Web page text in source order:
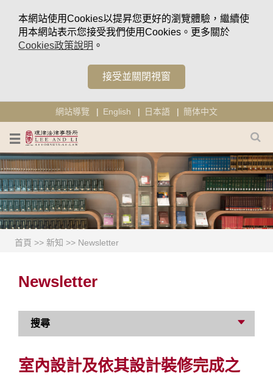
本網站使用Cookies以提昇您更好的瀏覽體驗，繼續使
用本網站表示您接受我們使用Cookies。更多關於
Cookies政策說明 。
接受並關閉視窗
網站導覽 English 日本語 簡体中文
首頁 >> 新知 >> Newsletter
Newsletter
搜尋
室內設計及依其設計裝修完成之